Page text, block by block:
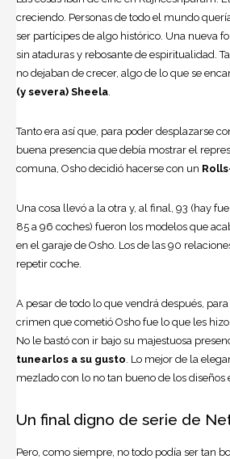
creciendo. Personas de todo el mundo
ser partícipes de algo histórico. Una nueva
sin ataduras y rebosante de espiritualidad.
no dejaban de crecer, algo de lo que se
(y severa) Sheela
Tanto era así que, para poder desplazarse
buena presencia que debía mostrar el
comuna, Osho decidió hacerse con un
Una cosa llevó a la otra y, al final, 93 (hay
85 a 96 coches) fueron los modelos que
en el garaje de Osho. Los de las 90
repetir coche.
A pesar de todo lo que vendrá después,
crimen que cometió Osho fue lo que les hizo
No le bastó con ir bajo su majestuosa
tunearlos a su gusto . Lo mejor de la
mezlado con lo no tan bueno de los diseños
Un final digno de serie de
Pero, como siempre, no todo podía ser tan